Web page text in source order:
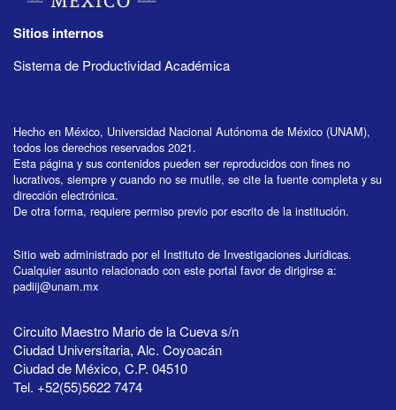
Sitios internos
Sistema de Productividad Académica
Hecho en México, Universidad Nacional Autónoma de México (UNAM),
todos los derechos reservados 2021.
Esta página y sus contenidos pueden ser reproducidos con fines no
lucrativos, siempre y cuando no se mutile, se cite la fuente completa y su
dirección electrónica.
De otra forma, requiere permiso previo por escrito de la institución.
Sitio web administrado por el Instituto de Investigaciones Jurídicas.
Cualquier asunto relacionado con este portal favor de dirigirse a:
padiij@unam.mx
Circuito Maestro Mario de la Cueva s/n
Ciudad Universitaria, Alc. Coyoacán
Ciudad de México, C.P. 04510
Tel. +52(55)5622 7474